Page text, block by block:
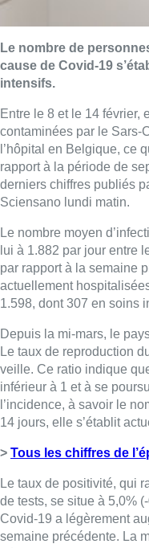
Le nombre de
cause de Covid-19
intensifs.
Entre le 8 et le 14 février,
contaminées par le Sars-
l’hôpital en Belgique, ce
rapport à la période de
derniers chiffres publiés
Sciensano lundi matin.
Le nombre moyen
lui à 1.882 par jour entre
par rapport à la semaine
actuellement
1.598, dont 307 en soins
Depuis la mi-mars, le
Le taux de reproduction
veille. Ce ratio indique
inférieur à 1 et à se
l’incidence, à savoir le
14 jours, elle s’établit
> Tous les chiffres de
Le taux de positivité, qui
de tests, se situe à 5,0%
Covid-19 a légèrement
semaine précédente. La